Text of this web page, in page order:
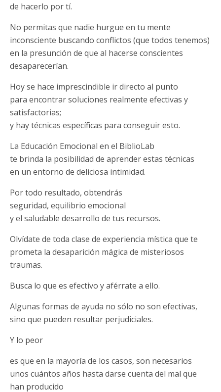
de hacerlo por tí.
No permitas que nadie hurgue en tu mente
inconsciente buscando conflictos (que todos tenemos)
en la presunción de que al hacerse conscientes
desaparecerían.
Hoy se hace imprescindible ir directo al punto
para encontrar soluciones realmente efectivas y
satisfactorias;
y hay técnicas específicas para conseguir esto.
La Educación Emocional en el BiblioLab
te brinda la posibilidad de aprender estas técnicas
en un entorno de deliciosa intimidad.
Por todo resultado, obtendrás
seguridad, equilibrio emocional
y el saludable desarrollo de tus recursos.
Olvídate de toda clase de experiencia mística que te
prometa la desaparición mágica de misteriosos
traumas.
Busca lo que es efectivo y aférrate a ello.
Algunas formas de ayuda no sólo no son efectivas,
sino que pueden resultar perjudiciales.
Y lo peor
es que en la mayoría de los casos, son necesarios
unos cuántos años hasta darse cuenta del mal que
han producido